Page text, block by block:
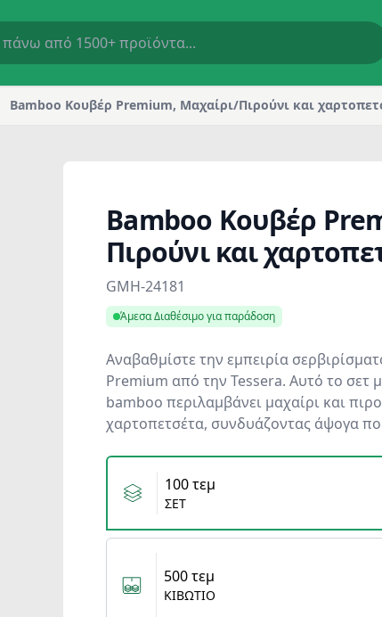
Bamboo Κουβέρ Premium, Μαχαίρι/Πιρούνι και
Bamboo Κουβέρ
Πιρούνι και
Product information
GMH-24181
Άμεσα Διαθέσιμο για παράδοση
Αναβαθμίστε την εμπειρία
Premium από την Tessera. Αυτό το σετ
bamboo περιλαμβάνει μαχαίρι και
χαρτοπετσέτα, συνδυάζοντας άψογα
Variants
100 τεμ
ΣΕΤ
500 τεμ
ΚΙΒΩΤΙΟ